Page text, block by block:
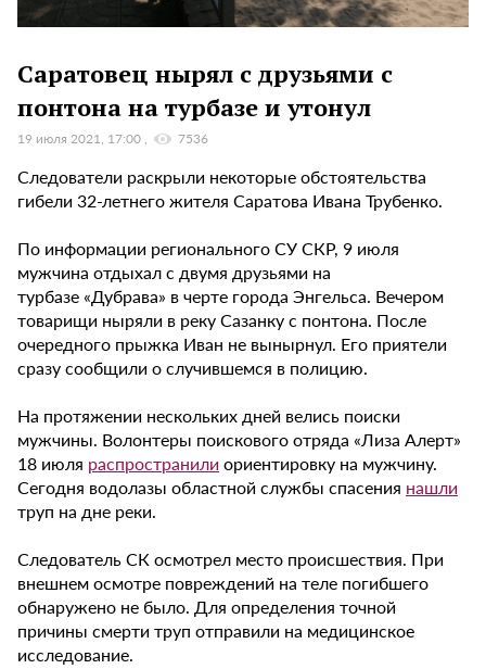
Саратовец нырял с друзьями с
понтона на турбазе и утонул
19 июля 2021, 17:00 7536
Следователи раскрыли некоторые обстоятельства
гибели 32-летнего жителя Саратова Ивана Трубенко.
По информации регионального СУ СКР, 9 июля
мужчина отдыхал с двумя друзьями на
турбазе «Дубрава» в черте города Энгельса. Вечером
товарищи ныряли в реку Сазанку с понтона. После
очередного прыжка Иван не вынырнул. Его приятели
сразу сообщили о случившемся в полицию.
На протяжении нескольких дней велись поиски
мужчины. Волонтеры поискового отряда «Лиза Алерт»
18 июля распространили ориентировку на мужчину.
Сегодня водолазы областной службы спасения нашли
труп на дне реки.
Следователь СК осмотрел место происшествия. При
внешнем осмотре повреждений на теле погибшего
обнаружено не было. Для определения точной
причины смерти труп отправили на медицинское
исследование.